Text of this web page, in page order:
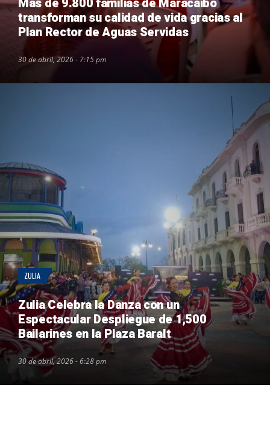
transforman su calidad de vida gracias al
Plan Rector de Aguas Servidas
30 de abril, 2026 - 7:15 pm
ZULIA
Zulia Celebra la Danza con un
Espectacular Despliegue de 1,500
Bailarines en la Plaza Baralt
30 de abril, 2026 - 6:28 pm